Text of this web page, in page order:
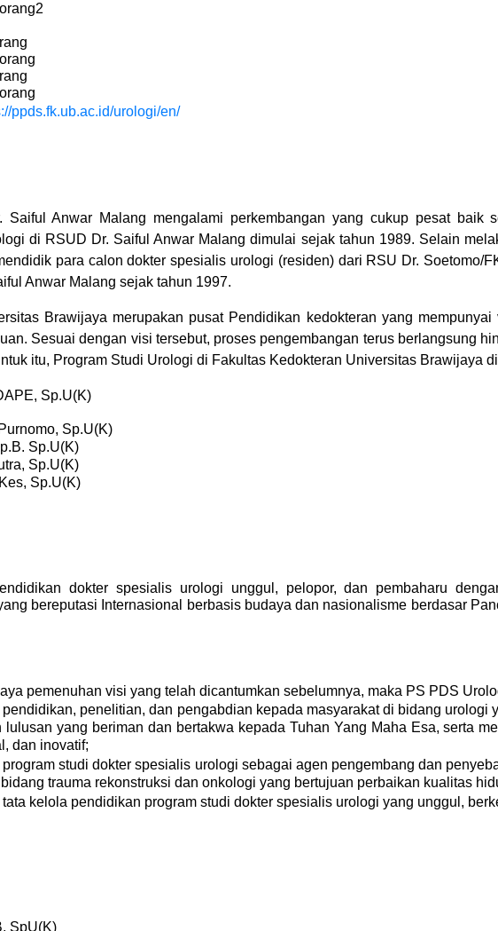
ppds.fk.ub.ac.id/urologi/en/
Saiful Anwar Malang mengalami perkembangan yang cukup pesat baik
di RSUD Dr. Saiful Anwar Malang dimulai sejak tahun 1989. Selain
para calon dokter spesialis urologi (residen) dari RSU Dr. Soetomo/
Anwar Malang sejak tahun 1997.
Brawijaya merupakan pusat Pendidikan kedokteran yang
Sesuai dengan visi tersebut, proses pengembangan terus berlangsung
itu, Program Studi Urologi di Fakultas Kedokteran Universitas Brawijaya
Sp.U(K)
Sp.U(K)
Sp.U(K)
Sp.U(K)
Sp.U(K)
dokter spesialis urologi unggul, pelopor, dan pembaharu
bereputasi Internasional berbasis budaya dan nasionalisme berdasar
pemenuhan visi yang telah dicantumkan sebelumnya, maka PS PDS
penelitian, dan pengabdian kepada masyarakat di bidang urologi
lulusan yang beriman dan bertakwa kepada Tuhan Yang Maha Esa, serta
dan inovatif;
studi dokter spesialis urologi sebagai agen pengembang dan
trauma rekonstruksi dan onkologi yang bertujuan perbaikan kualitas
kelola pendidikan program studi dokter spesialis urologi yang unggul,
SpU(K)